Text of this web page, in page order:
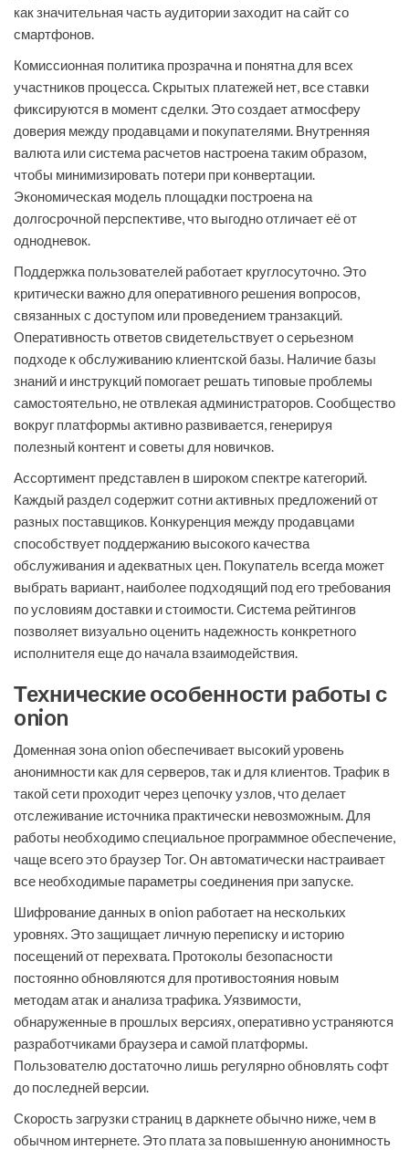
как значительная часть аудитории заходит на сайт со
смартфонов.
Комиссионная политика прозрачна и понятна для всех
участников процесса. Скрытых платежей нет, все ставки
фиксируются в момент сделки. Это создает атмосферу
доверия между продавцами и покупателями. Внутренняя
валюта или система расчетов настроена таким образом,
чтобы минимизировать потери при конвертации.
Экономическая модель площадки построена на
долгосрочной перспективе, что выгодно отличает её от
однодневок.
Поддержка пользователей работает круглосуточно. Это
критически важно для оперативного решения вопросов,
связанных с доступом или проведением транзакций.
Оперативность ответов свидетельствует о серьезном
подходе к обслуживанию клиентской базы. Наличие базы
знаний и инструкций помогает решать типовые проблемы
самостоятельно, не отвлекая администраторов. Сообщество
вокруг платформы активно развивается, генерируя
полезный контент и советы для новичков.
Ассортимент представлен в широком спектре категорий.
Каждый раздел содержит сотни активных предложений от
разных поставщиков. Конкуренция между продавцами
способствует поддержанию высокого качества
обслуживания и адекватных цен. Покупатель всегда может
выбрать вариант, наиболее подходящий под его требования
по условиям доставки и стоимости. Система рейтингов
позволяет визуально оценить надежность конкретного
исполнителя еще до начала взаимодействия.
Технические особенности работы с
onion
Доменная зона onion обеспечивает высокий уровень
анонимности как для серверов, так и для клиентов. Трафик в
такой сети проходит через цепочку узлов, что делает
отслеживание источника практически невозможным. Для
работы необходимо специальное программное обеспечение,
чаще всего это браузер Tor. Он автоматически настраивает
все необходимые параметры соединения при запуске.
Шифрование данных в onion работает на нескольких
уровнях. Это защищает личную переписку и историю
посещений от перехвата. Протоколы безопасности
постоянно обновляются для противостояния новым
методам атак и анализа трафика. Уязвимости,
обнаруженные в прошлых версиях, оперативно устраняются
разработчиками браузера и самой платформы.
Пользователю достаточно лишь регулярно обновлять софт
до последней версии.
Скорость загрузки страниц в даркнете обычно ниже, чем в
обычном интернете. Это плата за повышенную анонимность